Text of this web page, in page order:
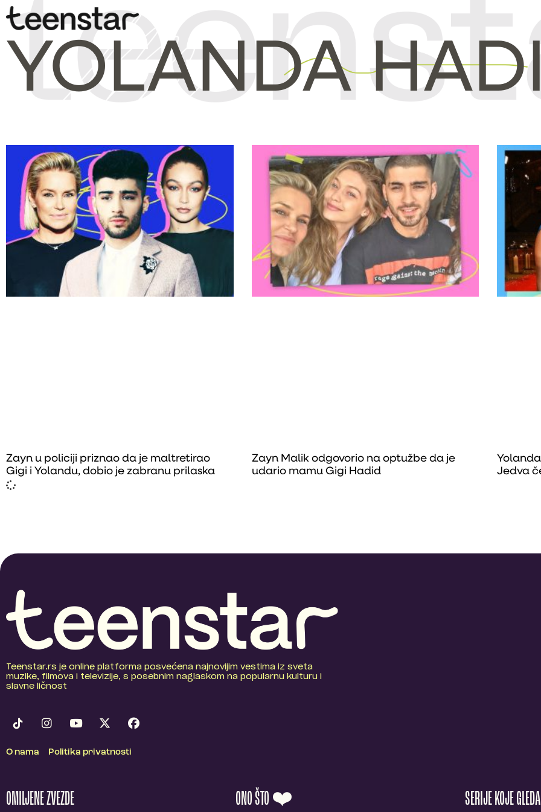
YOLANDA
Zayn u policiji priznao da je maltretirao
Gigi i Yolandu, dobio je zabranu prilaska
Zayn Malik odgovorio na optužbe da je
udario mamu Gigi Hadid
Jedva
Teenstar.rs je online platforma posvećena najnovijim vestima iz sveta
muzike, filmova i televizije, s posebnim naglaskom na popularnu kulturu i
slavne ličnost
O nama Politika privatnosti
OMILJENE ZVEZDE ONO ŠTO ❤️ SERIJE KOJE